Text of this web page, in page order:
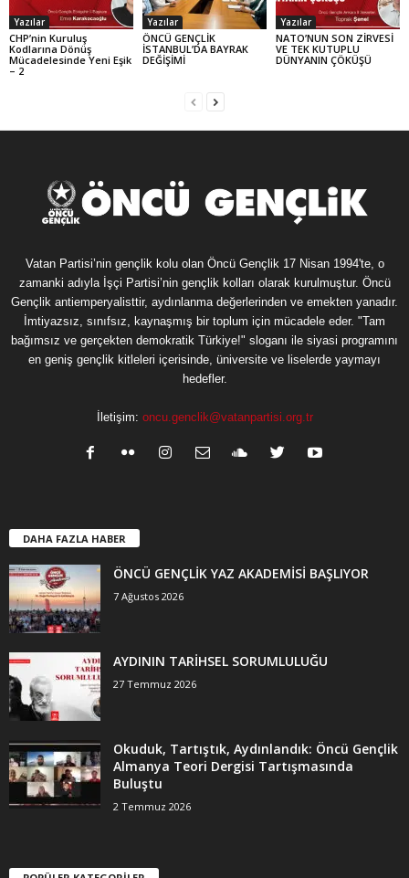
Yazılar
CHP’nin Kuruluş
Kodlarına Dönüş
Mücadelesinde Yeni Eşik
– 2
Yazılar
ÖNCÜ GENÇLİK
İSTANBUL’DA BAYRAK
DEĞİŞİMİ
Yazılar
NATO’NUN SON ZİRVESİ
VE TEK KUTUPLU
DÜNYANIN ÇÖKÜŞÜ
Vatan Partisi’nin gençlik kolu olan Öncü Gençlik 17 Nisan 1994'te, o
zamanki adıyla İşçi Partisi’nin gençlik kolları olarak kurulmuştur. Öncü
Gençlik antiemperyalisttir, aydınlanma değerlerinden ve emekten yanadır.
İmtiyazsız, sınıfsız, kaynaşmış bir toplum için mücadele eder. "Tam
bağımsız ve gerçekten demokratik Türkiye!" sloganı ile siyasi programını
en geniş gençlik kitleleri içerisinde, üniversite ve liselerde yaymayı
hedefler.
İletişim: oncu.genclik@vatanpartisi.org.tr
DAHA FAZLA HABER
ÖNCÜ GENÇLİK YAZ AKADEMİSİ BAŞLIYOR
7 Ağustos 2026
AYDININ TARİHSEL SORUMLULUĞU
27 Temmuz 2026
Okuduk, Tartıştık, Aydınlandık: Öncü Gençlik
Almanya Teori Dergisi Tartışmasında
Buluştu
2 Temmuz 2026